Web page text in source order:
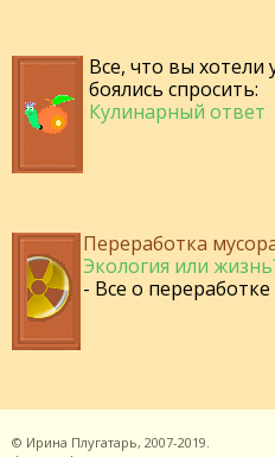
Все, что вы хотели
боялись спросить:
Кулинарный ответ
Переработка
Экология или
- Все о
© Ирина Плугатарь, 2007-2019.